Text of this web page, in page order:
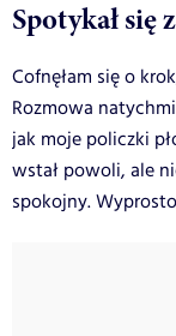
Spotykał się
Cofnęłam się o
Rozmowa
jak moje policzki
wstał powoli, ale
spokojny.